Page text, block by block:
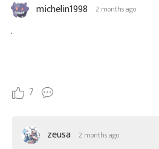
michelin1998 2 months ago
.
7
zeusa 2 months ago